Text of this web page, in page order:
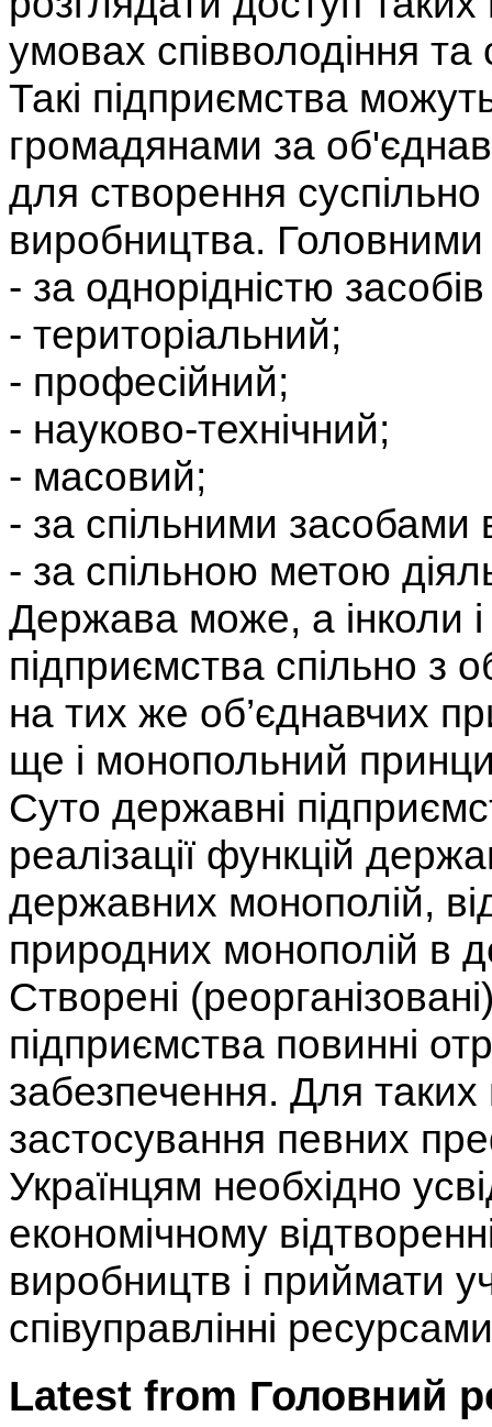
умовах співволодіння та
Такі підприємства
громадянами за
для створення
виробництва. Головними
- за однорідністю
- територіальний;
- професійний;
- науково-технічний;
- масовий;
- за спільними засобами
- за спільною метою
Держава може, а інколи
підприємства спільно з
на тих же об’єднавчих
ще і монопольний
Суто державні
реалізації функцій
державних монополій,
природних монополій в
Створені
підприємства повинні
забезпечення. Для таких
застосування певних
Українцям необхідно
економічному
виробництв і приймати
співуправлінні
Latest from Головний